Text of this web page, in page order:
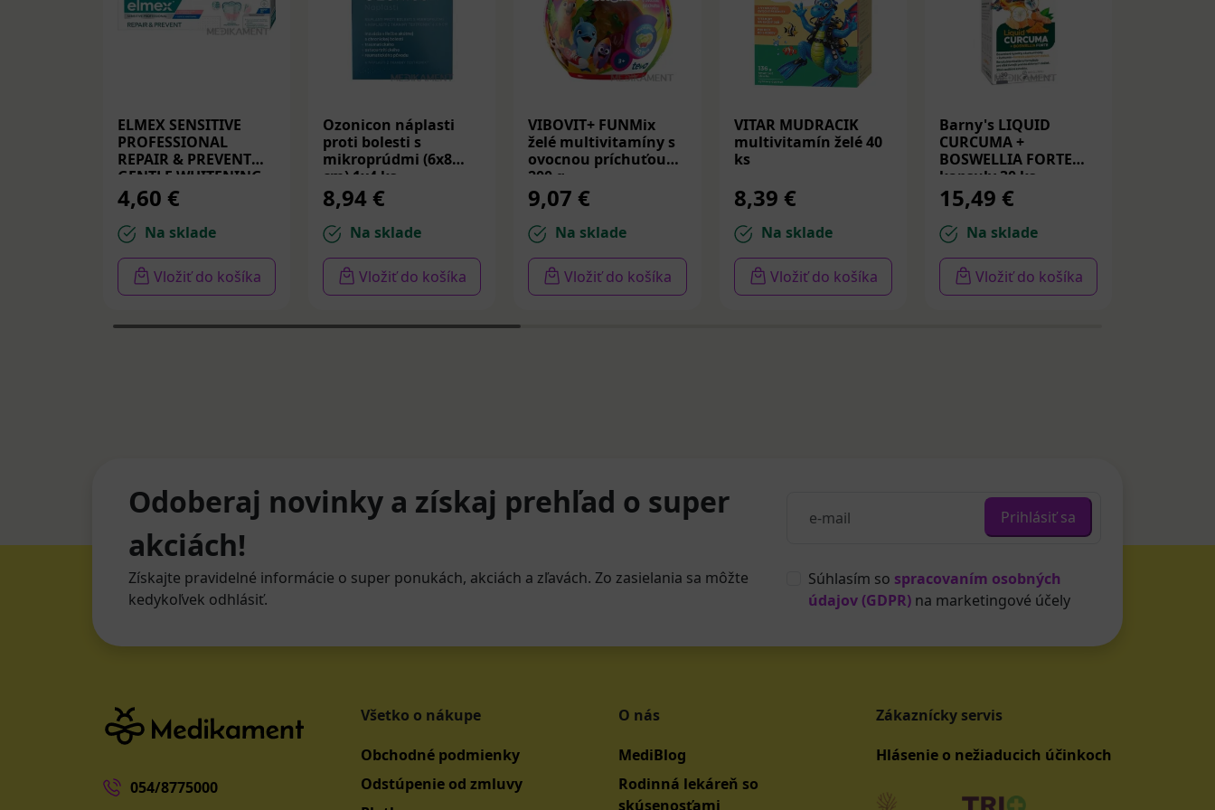
ELMEX SENSITIVE
PROFESSIONAL
REPAIR & PREVENT
GENTLE WHITENING,
zubná pasta 75 ml
4,60 €
Na sklade
Vložiť do košíka
Ozonicon náplasti
proti bolesti s
mikroprúdmi (6x8
cm) 1x4 ks
8,94 €
Na sklade
Vložiť do košíka
VIBOVIT+ FUNMix
želé multivitamíny s
ovocnou príchuťou
200 g
9,07 €
Na sklade
Vložiť do košíka
VITAR MUDRACIK
multivitamín želé 40
ks
8,39 €
Na sklade
Vložiť do košíka
Barny's LIQUID
CURCUMA +
BOSWELLIA FORTE
kapsuly 30 ks
15,49 €
Na sklade
Vložiť do košíka
Odoberaj novinky a získaj prehľad o super
akciách!
Získajte pravidelné informácie o super ponukách, akciách a zľavách. Zo zasielania sa môžte
kedykoľvek odhlásiť.
Prihlásiť sa
Súhlasím so spracovaním osobných
údajov (GDPR) na marketingové účely
054/8775000
Všetko o nákupe
Obchodné podmienky
Odstúpenie od zmluvy
O nás
MediBlog
Rodinná lekáreň so
skúsenosťami
Zákaznícky servis
Hlásenie o nežiaducich účinkoch